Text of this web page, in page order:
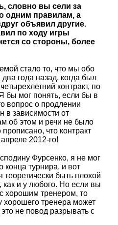
словно вы сели за
одним правилам, а
объявил другие.
по ходу игры
со стороны, более
стало то, что мы обо
года назад, когда был
контракт, по
бы мог понять, если бы в
вопрос о продлении
в зависимости от
об этом и речи не было
что контракт
2012-го!
Фурсенко, я не мог
конца турнира, и вот
быть плохой
как и у любого. Но если вы
хорошим тренером, то
хорошего тренера может
не повод разрывать с